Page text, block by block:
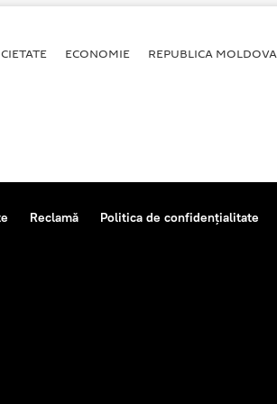
ECONOMIE REPUBLICA MOLDOVA
Reclamă Politica de confidențialitate